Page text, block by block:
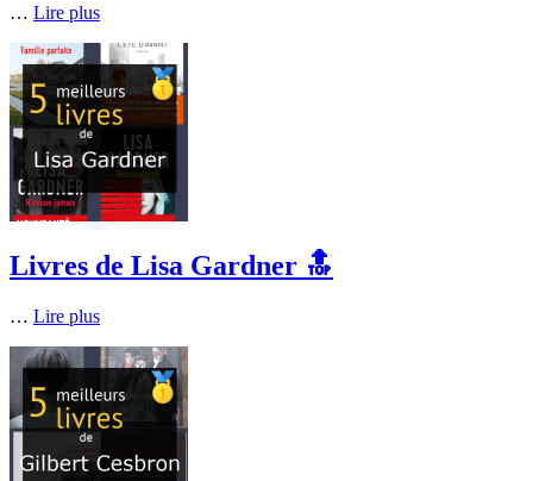
… Lire plus
Livres de Lisa Gardner 🔝
… Lire plus